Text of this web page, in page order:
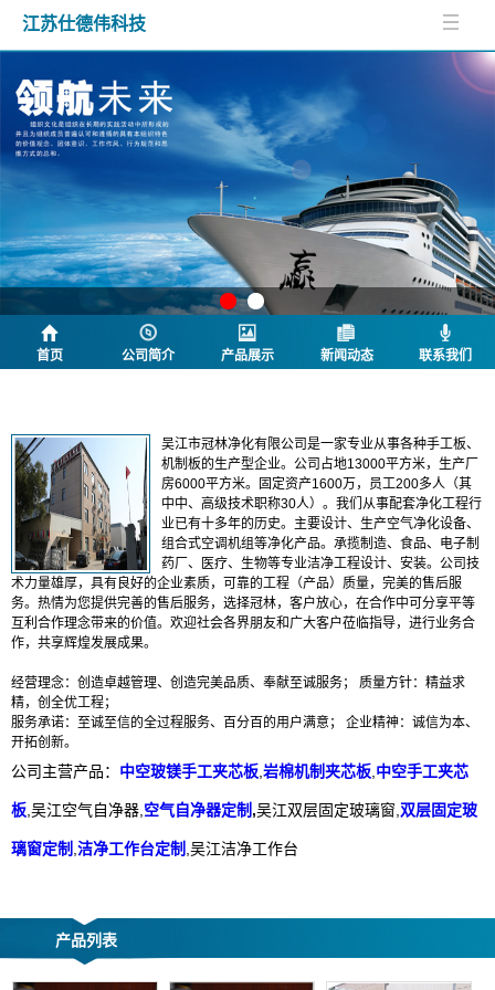
江苏仕德伟科技
首页 公司简介 产品展示 新闻动态 联系我们
吴江市冠林净化有限公司是一家专业从事各种手工板、
机制板的生产型企业。公司占地13000平方米，生产厂
房6000平方米。固定资产1600万，员工200多人（其
中中、高级技术职称30人）。我们从事配套净化工程行
业已有十多年的历史。主要设计、生产空气净化设备、
组合式空调机组等净化产品。承揽制造、食品、电子制
药厂、医疗、生物等专业洁净工程设计、安装。公司技
术力量雄厚，具有良好的企业素质，可靠的工程（产品）质量，完美的售后服
务。热情为您提供完善的售后服务，选择冠林，客户放心，在合作中可分享平等
互利合作理念带来的价值。欢迎社会各界朋友和广大客户莅临指导，进行业务合
作，共享辉煌发展成果。
经营理念：创造卓越管理、创造完美品质、奉献至诚服务； 质量方针：精益求
精，创全优工程；
服务承诺：至诚至信的全过程服务、百分百的用户满意； 企业精神：诚信为本、
开拓创新。
公司主营产品： 中空玻镁手工夹芯板 岩棉机制夹芯板 中空手工夹芯
板 ,吴江空气自净器, 空气自净器定制 ,吴江双层固定玻璃窗, 双层固定玻
璃窗定制 洁净工作台定制 ,吴江洁净工作台
产品列表